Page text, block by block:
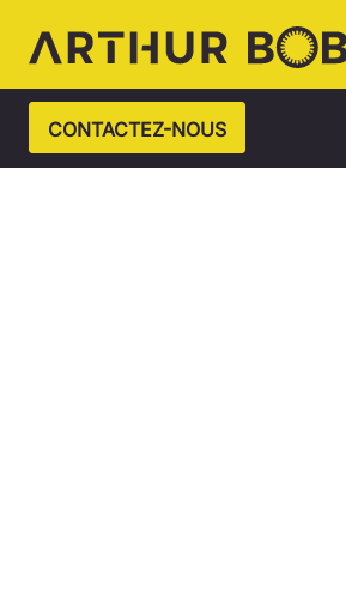
CONTACTEZ-NOUS